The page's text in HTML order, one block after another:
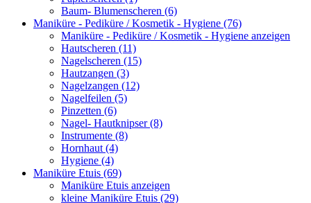
Baum- Blumenscheren (6)
Maniküre - Pediküre / Kosmetik - Hygiene (76)
Maniküre - Pediküre / Kosmetik - Hygiene anzeigen
Hautscheren (11)
Nagelscheren (15)
Hautzangen (3)
Nagelzangen (12)
Nagelfeilen (5)
Pinzetten (6)
Nagel- Hautknipser (8)
Instrumente (8)
Hornhaut (4)
Hygiene (4)
Maniküre Etuis (69)
Maniküre Etuis anzeigen
kleine Maniküre Etuis (29)